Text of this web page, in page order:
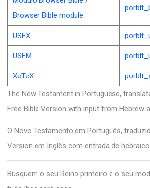
Browser Bible module
USFX
USFM
XeTeX
The New Testament in Portuguese,
Free Bible Version with input from Hebrew
O Novo Testamento em Português,
Version em Inglês com entrada de
Busquem o seu Reino primeiro e o seu